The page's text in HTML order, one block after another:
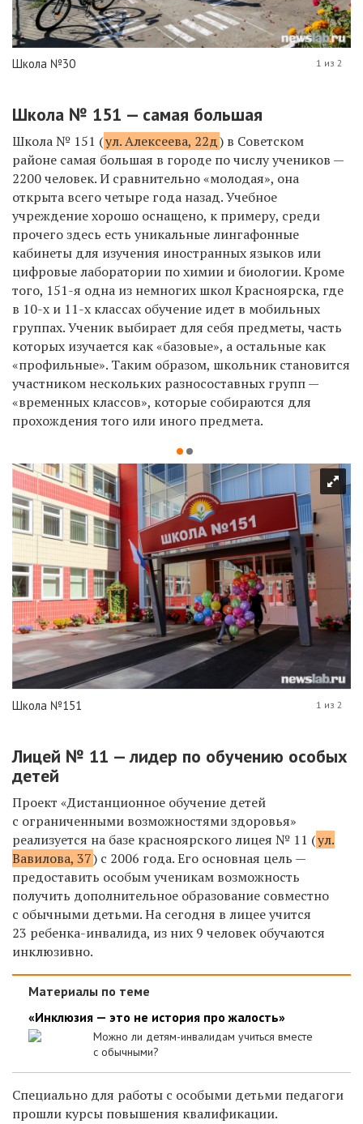
Школа №30 1 из 2
Школа № 151 — самая большая
Школа № 151 (ул. Алексеева, 22д) в Советском
районе самая большая в городе по числу учеников —
2200 человек. И сравнительно «молодая», она
открыта всего четыре года назад. Учебное
учреждение хорошо оснащено, к примеру, среди
прочего здесь есть уникальные лингафонные
кабинеты для изучения иностранных языков или
цифровые лаборатории по химии и биологии. Кроме
того, 151-я одна из немногих школ Красноярска, где
в 10-х и 11-х классах обучение идет в мобильных
группах. Ученик выбирает для себя предметы, часть
которых изучается как «базовые», а остальные как
«профильные». Таким образом, школьник становится
участником нескольких разносоставных групп —
«временных классов», которые собираются для
прохождения того или иного предмета.
Школа №151 1 из 2
Лицей № 11 — лидер по обучению особых
детей
Проект «Дистанционное обучение детей
с ограниченными возможностями здоровья»
реализуется на базе красноярского лицея № 11 (ул.
Вавилова, 37) с 2006 года. Его основная цель —
предоставить особым ученикам возможность
получить дополнительное образование совместно
с обычными детьми. На сегодня в лицее учится
23 ребенка-инвалида, из них 9 человек обучаются
инклюзивно.
Материалы по теме
«Инклюзия — это не история про жалость»
Можно ли детям-инвалидам учиться вместе
с обычными?
Специально для работы с особыми детьми педагоги
прошли курсы повышения квалификации.